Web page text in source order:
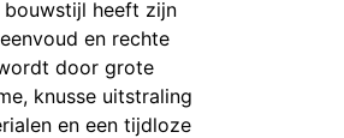
bouwstijl heeft zijn
en rechte
door grote
knusse uitstraling
en een tijdloze